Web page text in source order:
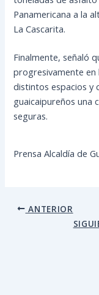
Panamericana a la
La Cascarita.
Finalmente, señaló
progresivamente en
distintos espacios y
guaicaipureños una
seguras.
Prensa Alcaldía de
ANTERIOR